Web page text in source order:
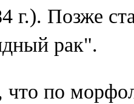
г.). Позже
рак".
что по